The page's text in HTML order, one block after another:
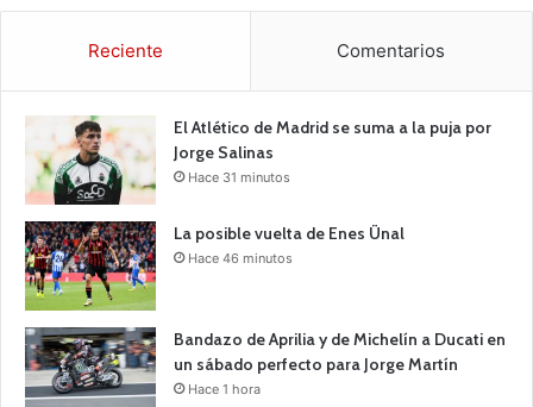
Reciente Comentarios
El Atlético de Madrid se suma a la puja por
Jorge Salinas
Hace 31 minutos
La posible vuelta de Enes Ünal
Hace 46 minutos
Bandazo de Aprilia y de Michelín a Ducati en
un sábado perfecto para Jorge Martín
Hace 1 hora